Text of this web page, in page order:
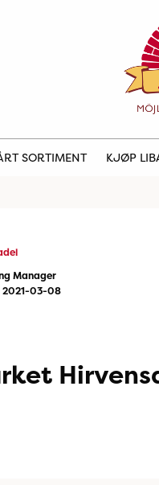
SORTIMENT KJØP
Manager
2021-03-08